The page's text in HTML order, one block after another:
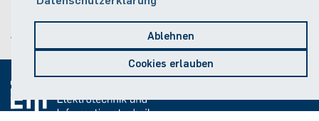
Anreise zum RUB-CampusAblehnen
Cookies erlauben